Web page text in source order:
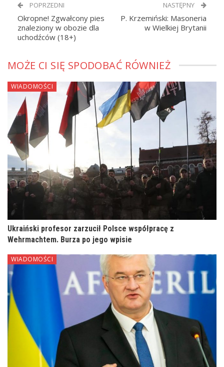
POPRZEDNI
Okropne! Zgwałcony pies
znaleziony w obozie dla
uchodźców (18+)
NASTĘPNY
P. Krzemiński: Masoneria
w Wielkiej Brytanii
MOŻE CI SIĘ SPODOBAĆ RÓWNIEŻ
WIADOMOŚCI
Ukraiński profesor zarzucił Polsce współpracę z
Wehrmachtem. Burza po jego wpisie
WIADOMOŚCI